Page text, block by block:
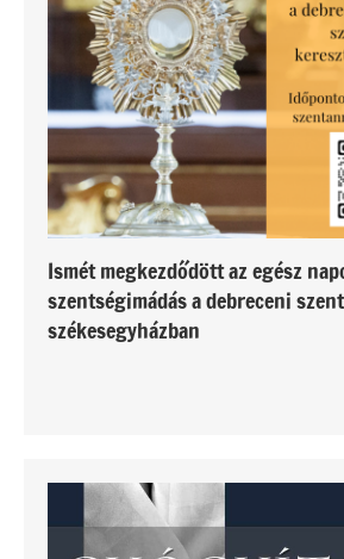
Ismét megkezdődött az egész
szentségimádás a debreceni
székesegyházban